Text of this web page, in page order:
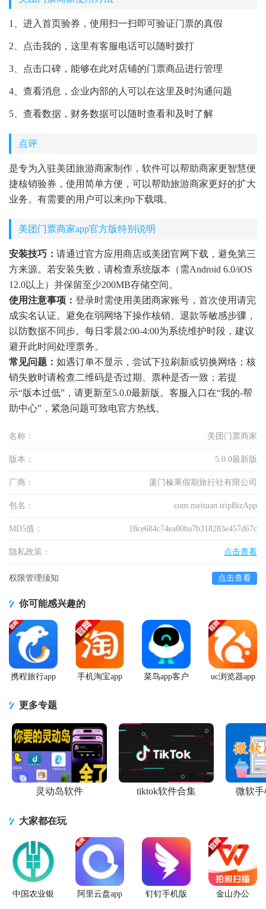
1、进入首页验券，使用扫一扫即可验证门票的真假
2、点击我的，这里有客服电话可以随时拨打
3、点击口碑，能够在此对店铺的门票商品进行管理
4、查看消息，企业内部的人可以在这里及时沟通问题
5、查看数据，财务数据可以随时查看和及时了解
点评
是专为入驻美团旅游商家制作，软件可以帮助商家更智慧便
捷核销验券，使用简单方便，可以帮助旅游商家更好的扩大
业务。有需要的用户可以来j9p下载哦。
美团门票商家app官方版特别说明
安装技巧： 请通过官方应用商店或美团官网下载，避免第三
方来源。若安装失败，请检查系统版本（需Android 6.0/iOS
12.0以上）并保留至少200MB存储空间。
使用注意事项： 登录时需使用美团商家账号，首次使用请完
成实名认证。避免在弱网络下操作核销、退款等敏感步骤，
以防数据不同步。每日零晨2:00-4:00为系统维护时段，建议
避开此时间处理票务。
常见问题： 如遇订单不显示，尝试下拉刷新或切换网络；核
销失败时请检查二维码是否过期、票种是否一致；若提
示“版本过低”，请更新至5.0.0最新版。客服入口在“我的-帮
助中心”，紧急问题可致电官方热线。
名称： 美团门票商家
版本： 5.0.0最新版
厂商： 厦门榛果假期旅行社有限公司
包名： com.meituan.tripBizApp
MD5值： 18ce684c74ea80ba7b318283e457d67c
隐私政策： 点击查看
权限管理须知 点击查看
你可能感兴趣的
携程旅行app
手机淘宝app
菜鸟app客户
uc浏览器app
更多专题
灵动岛软件 tiktok软件合集 微软手
大家都在玩
中国农业银
阿里云盘app
钉钉手机版
金山办公